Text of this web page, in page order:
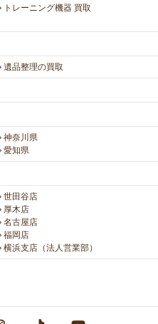
トレーニング機器 買取
遺品整理の買取
神奈川県
愛知県
世田谷店
厚木店
名古屋店
福岡店
横浜支店（法人営業部）